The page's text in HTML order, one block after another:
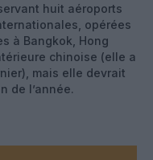
huit aéroports
opérées
à Bangkok, Hong
chinoise (elle a
mais elle devrait
de l’année.